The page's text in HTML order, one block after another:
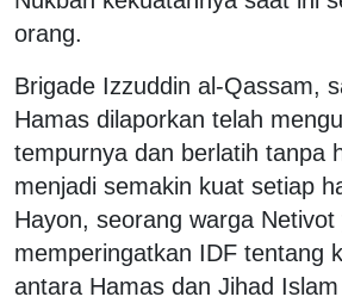
orang.
Brigade Izzuddin al-Qassam,
Hamas dilaporkan telah
tempurnya dan berlatih tanpa
menjadi semakin kuat setiap
Hayon, seorang warga Netivot
memperingatkan IDF tentang
antara Hamas dan Jihad